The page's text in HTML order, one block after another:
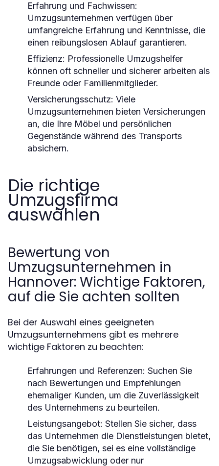
Erfahrung und Fachwissen:
Umzugsunternehmen verfügen über
umfangreiche Erfahrung und Kenntnisse, die
einen reibungslosen Ablauf garantieren.
Effizienz: Professionelle Umzugshelfer
können oft schneller und sicherer arbeiten als
Freunde oder Familienmitglieder.
Versicherungsschutz: Viele
Umzugsunternehmen bieten Versicherungen
an, die Ihre Möbel und persönlichen
Gegenstände während des Transports
absichern.
Die richtige
Umzugsfirma
auswählen
Bewertung von
Umzugsunternehmen in
Hannover: Wichtige Faktoren,
auf die Sie achten sollten
Bei der Auswahl eines geeigneten
Umzugsunternehmens gibt es mehrere
wichtige Faktoren zu beachten:
Erfahrungen und Referenzen: Suchen Sie
nach Bewertungen und Empfehlungen
ehemaliger Kunden, um die Zuverlässigkeit
des Unternehmens zu beurteilen.
Leistungsangebot: Stellen Sie sicher, dass
das Unternehmen die Dienstleistungen bietet,
die Sie benötigen, sei es eine vollständige
Umzugsabwicklung oder nur